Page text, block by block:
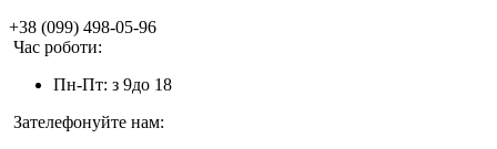
+38 (099) 498-05-96
Час роботи:
Пн-Пт: з 9до 18
Зателефонуйте нам: